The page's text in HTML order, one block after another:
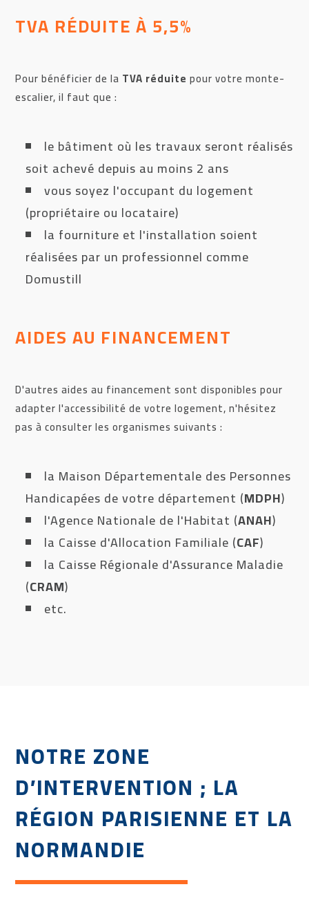
TVA RÉDUITE À 5,5%
Pour bénéficier de la TVA réduite pour votre monte-
escalier, il faut que :
le bâtiment où les travaux seront réalisés
soit achevé depuis au moins 2 ans
vous soyez l'occupant du logement
(propriétaire ou locataire)
la fourniture et l'installation soient
réalisées par un professionnel comme
Domustill
AIDES AU FINANCEMENT
D'autres aides au financement sont disponibles pour
adapter l'accessibilité de votre logement, n'hésitez
pas à consulter les organismes suivants :
la Maison Départementale des Personnes
Handicapées de votre département (MDPH)
l'Agence Nationale de l'Habitat (ANAH)
la Caisse d'Allocation Familiale (CAF)
la Caisse Régionale d'Assurance Maladie
(CRAM)
etc.
NOTRE ZONE
D’INTERVENTION ; LA
RÉGION PARISIENNE ET LA
NORMANDIE